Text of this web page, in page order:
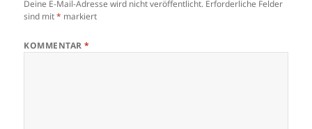
Deine E-Mail-Adresse wird nicht veröffentlicht. Erforderliche Felder
sind mit* markiert
KOMMENTAR*